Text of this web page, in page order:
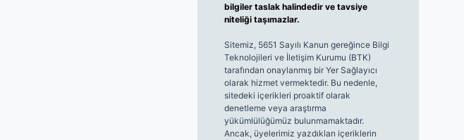
bilgiler taslak halindedir ve tavsiye
niteliği taşımazlar.
Sitemiz, 5651 Sayılı Kanun gereğince Bilgi
Teknolojileri ve İletişim Kurumu (BTK)
tarafından onaylanmış bir Yer Sağlayıcı
olarak hizmet vermektedir. Bu nedenle,
sitedeki içerikleri proaktif olarak
denetleme veya araştırma
yükümlülüğümüz bulunmamaktadır.
Ancak, üyelerimiz yazdıkları içeriklerin